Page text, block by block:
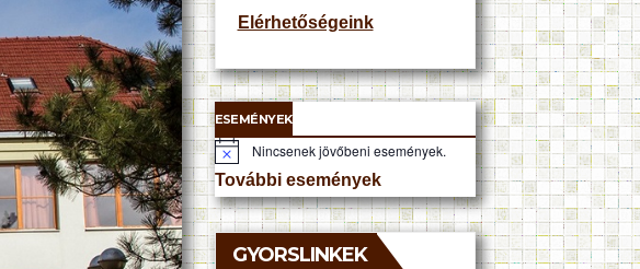
Elérhetőségeink
ESEMÉNYEK
N
o
t
i
c
e
Nincsenek jövőbeni események.
További események
GYORSLINKEK